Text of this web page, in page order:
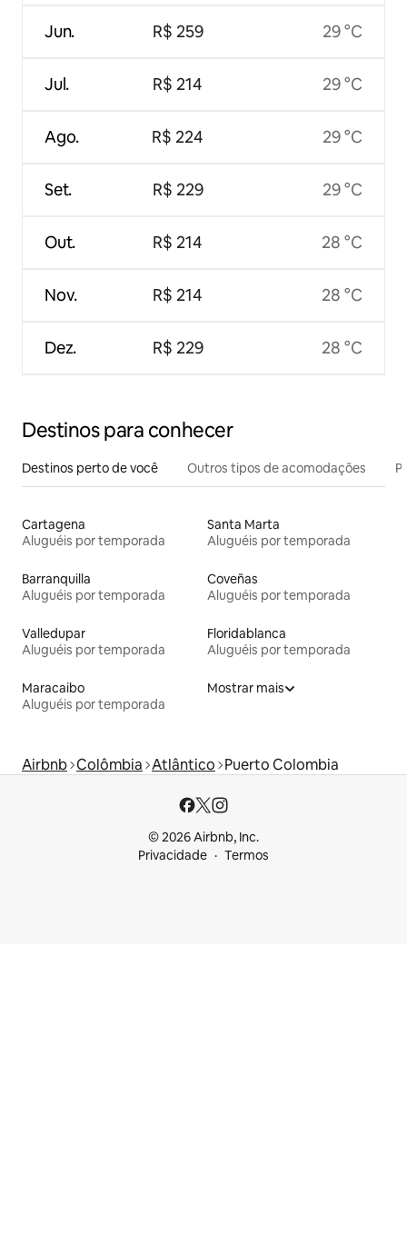
Jun.
Jul.
Ago.
Set.
Out.
Nov.
Dez.
R$ 259
R$ 214
R$ 224
R$ 229
R$ 214
R$ 214
R$ 229
29 °C
29 °C
29 °C
29 °C
28 °C
28 °C
28 °C
Destinos para conhecer
Destinos perto de você Outros tipos de acomodações
Cartagena
Aluguéis por temporada
Santa Marta
Aluguéis por temporada
Barranquilla
Aluguéis por temporada
Coveñas
Aluguéis por temporada
Valledupar
Aluguéis por temporada
Floridablanca
Aluguéis por temporada
Maracaibo
Aluguéis por temporada
Mostrar mais
Airbnb Colômbia Atlântico Puerto Colombia
© 2026 Airbnb, Inc.
Privacidade
Termos